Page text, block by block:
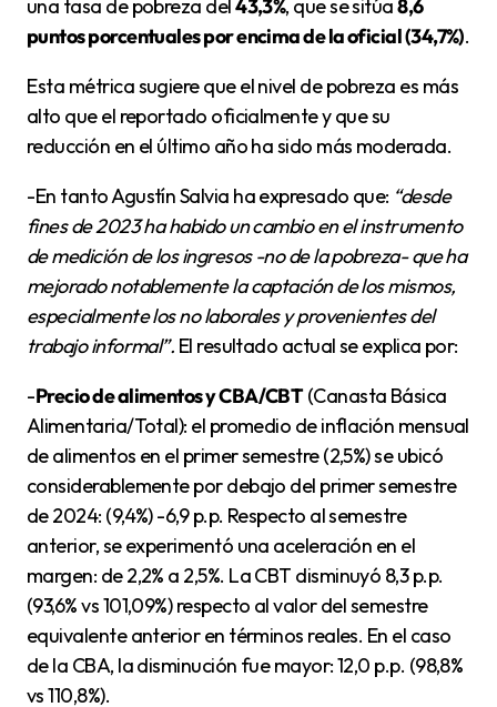
una tasa de pobreza del43,3%, que se sitúa8,6
puntos porcentuales por encima de la oficial (34,7%).
Esta métrica sugiere que el nivel de pobreza es más
alto que el reportado oficialmente y que su
reducción en el último año ha sido más moderada.
-En tanto Agustín Salvia ha expresado que: “desde
fines de 2023 ha habido un cambio en el instrumento
de medición de los ingresos -no de la pobreza- que ha
mejorado notablemente la captación de los mismos,
especialmente los no laborales y provenientes del
trabajo informal”. El resultado actual se explica por:
-Precio de alimentos y CBA/CBT(Canasta Básica
Alimentaria/Total): el promedio de inflación mensual
de alimentos en el primer semestre (2,5%) se ubicó
considerablemente por debajo del primer semestre
de 2024: (9,4%) -6,9 p.p. Respecto al semestre
anterior, se experimentó una aceleración en el
margen: de 2,2% a 2,5%. La CBT disminuyó 8,3 p.p.
(93,6% vs 101,09%) respecto al valor del semestre
equivalente anterior en términos reales. En el caso
de la CBA, la disminución fue mayor: 12,0 p.p. (98,8%
vs 110,8%).